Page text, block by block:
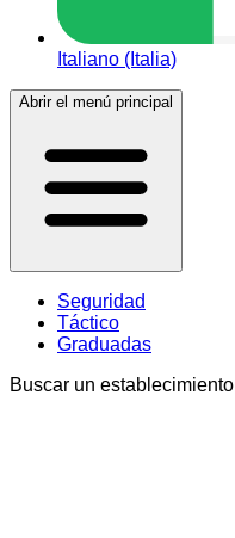
Italiano (Italia)
Abrir el menú principal
Seguridad
Táctico
Graduadas
Buscar un establecimiento